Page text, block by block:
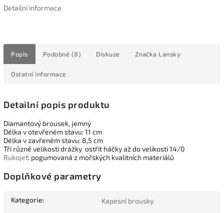
Detailní informace
Popis Podobné (8) Diskuze Značka Lansky
Ostatní informace
Detailní popis produktu
Diamantový brousek, jemný
Délka v otevřeném stavu: 11 cm
Délka v zavřeném stavu: 8,5 cm
Tři různé velikosti drážky ostřit háčky až do velikosti 14/0
Rukojeť: pogumovaná z mořských kvalitních materiálů
Doplňkové parametry
Kategorie: Kapesní brousky